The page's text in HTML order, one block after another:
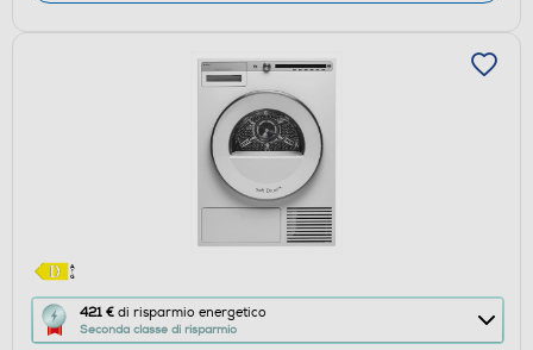
421 € di risparmio energetico
Seconda classe di risparmio
Questa
azione